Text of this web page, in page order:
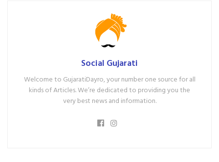
Social Gujarati
Welcome to GujaratiDayro, your number one source for all
kinds of Articles. We’re dedicated to providing you the
very best news and information.